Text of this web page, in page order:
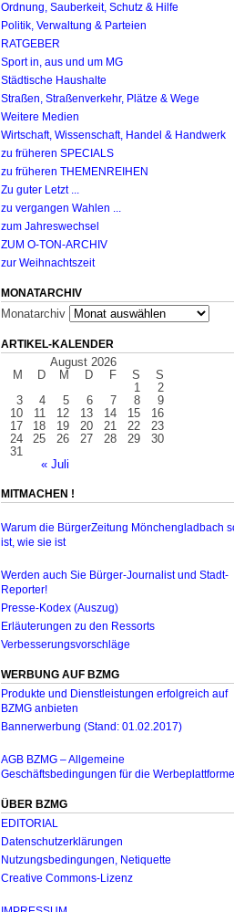
Ordnung, Sauberkeit, Schutz & Hilfe
Politik, Verwaltung & Parteien
RATGEBER
Sport in, aus und um MG
Städtische Haushalte
Straßen, Straßenverkehr, Plätze & Wege
Weitere Medien
Wirtschaft, Wissenschaft, Handel & Handwerk
zu früheren SPECIALS
zu früheren THEMENREIHEN
Zu guter Letzt ...
zu vergangen Wahlen ...
zum Jahreswechsel
ZUM O-TON-ARCHIV
zur Weihnachtszeit
MONATARCHIV
Monatarchiv
ARTIKEL-KALENDER
August 2026
M
D M D F S S
« Juli
1
2
3
4 5 6 7 8
9
10
11 12 13 14 15
16
17
18 19 20 21 22
23
24
25 26 27 28 29
30
31
MITMACHEN !
Warum die BürgerZeitung Mönchengladbach
ist, wie sie ist
Werden auch Sie Bürger-Journalist und Stadt-
Reporter!
Presse-Kodex (Auszug)
Erläuterungen zu den Ressorts
Verbesserungsvorschläge
WERBUNG AUF BZMG
Produkte und Dienstleistungen erfolgreich auf
BZMG anbieten
Bannerwerbung (Stand: 01.02.2017)
AGB BZMG – Allgemeine
Geschäftsbedingungen für die
ÜBER BZMG
EDITORIAL
Datenschutzerklärungen
Nutzungsbedingungen, Netiquette
Creative Commons-Lizenz